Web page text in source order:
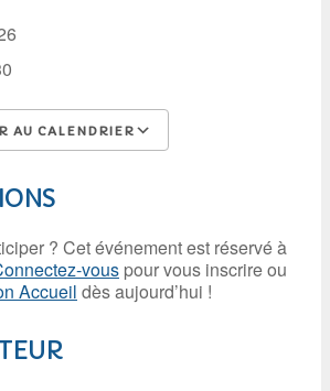
AU CALENDRIER
? Cet événement est réservé à
vous pour vous inscrire ou
Accueil dès aujourd’hui !